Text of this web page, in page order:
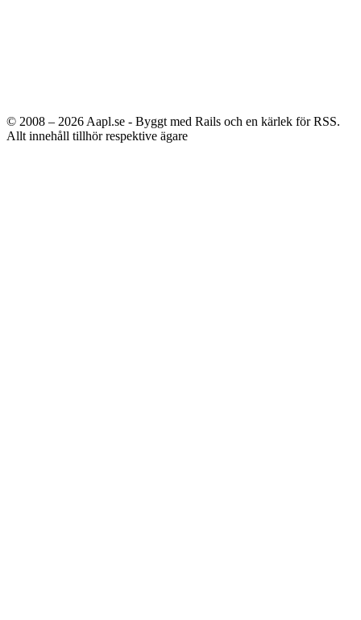
© 2008 – 2026 Aapl.se - Byggt med Rails och en kärlek för RSS.
Allt innehåll tillhör respektive ägare